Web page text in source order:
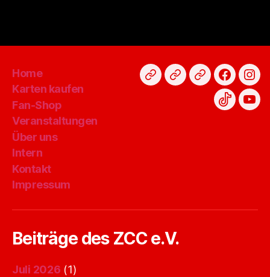
Home
Karten kaufen
Fan-Shop
Veranstaltungen
Über uns
Intern
Kontakt
Impressum
KartenFan-Spenden
TikTok
Beiträge des ZCC e.V.
Juli 2026 (1)